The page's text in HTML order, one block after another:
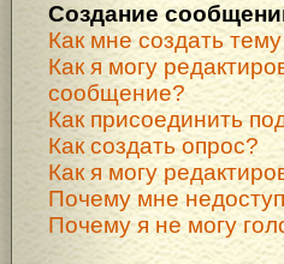
Создание
Как мне создать
Как я могу
сообщение?
Как присоединить
Как создать опрос?
Как я могу
Почему мне
Почему я не могу